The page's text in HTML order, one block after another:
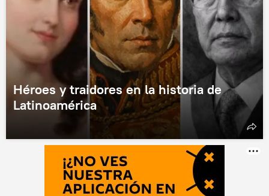
Héroes y traidores en la historia de
Latinoamérica